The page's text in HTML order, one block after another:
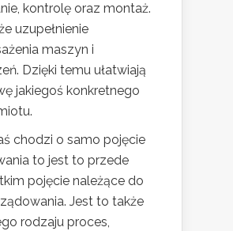
kontrolę oraz montaż.
uzupełnienie
maszyn i
Dzięki temu ułatwiają
jakiegoś konkretnego
chodzi o samo pojęcie
to jest to przede
pojęcie należące do
Jest to także
rodzaju proces,